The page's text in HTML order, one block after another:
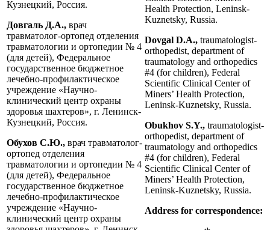
Кузнецкий, Россия.
Довгаль Д.А., врач
травматолог-ортопед отделения
травматологии и ортопедии № 4
(для детей), Федеральное
государственное бюджетное
лечебно-профилактическое
учреждение «Научно-
клинический центр охраны
здоровья шахтеров», г. Ленинск-
Кузнецкий, Россия.
Обухов С.Ю., врач травматолог-
ортопед отделения
травматологии и ортопедии № 4
(для детей), Федеральное
государственное бюджетное
лечебно-профилактическое
учреждение «Научно-
клинический центр охраны
Health Protection, Leninsk-
Kuznetsky, Russia.
Dovgal D.A., traumatologist-
orthopedist, department of
traumatology and orthopedics
#4 (for children), Federal
Scientific Clinical Center of
Miners’ Health Protection,
Leninsk-Kuznetsky, Russia.
Obukhov S.Y., traumatologist-
orthopedist, department of
traumatology and orthopedics
#4 (for children), Federal
Scientific Clinical Center of
Miners’ Health Protection,
Leninsk-Kuznetsky, Russia.
Address for correspondence: